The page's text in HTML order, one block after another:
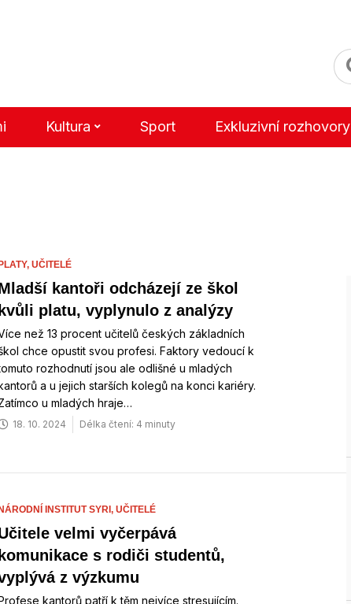
Kultura Sport Exkluzivní rozhovory
PLATY, UČITELÉ
kantoři odcházejí ze škol
kvůli platu, vyplynulo z analýzy
než 13 procent učitelů českých základních
chce opustit svou profesi. Faktory vedoucí k
rozhodnutí jsou ale odlišné u mladých
a u jejich starších kolegů na konci kariéry.
u mladých hraje…
18. 10. 2024 Délka čtení: 4 minuty
NÁRODNÍ INSTITUT SYRI, UČITELÉ
velmi vyčerpává
komunikace s rodiči studentů,
z výzkumu
kantorů patří k těm nejvíce stresujícím.